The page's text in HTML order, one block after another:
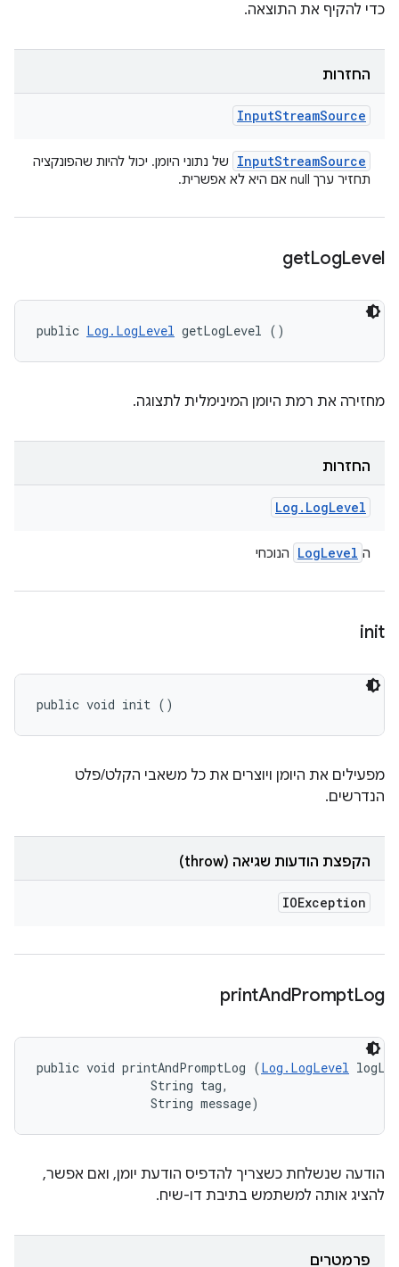
כדי להקיף את התוצאה.
החזרות
InputStreamSource
InputStreamSource
של נתוני היומן. יכול להיות שהפונקציה
תחזיר ערך null אם היא לא אפשרית.
getLogLevel
public Log.LogLevel getLogLevel ()
מחזירה את רמת היומן המינימלית לתצוגה.
החזרות
Log . LogLevel
ה LogLevel הנוכחי
init
public void init ()
מפעילים את היומן ויוצרים את כל משאבי הקלט/פלט
הנדרשים.
הקפצת הודעות שגיאה (throw)
IOException
printAndPromptLog
public void printAndPromptLog (Log.LogLevel
                String tag,
                String message)
הודעה שנשלחת כשצריך להדפיס הודעת יומן, ואם אפשר,
להציג אותה למשתמש בתיבת דו-שיח.
פרמטרים